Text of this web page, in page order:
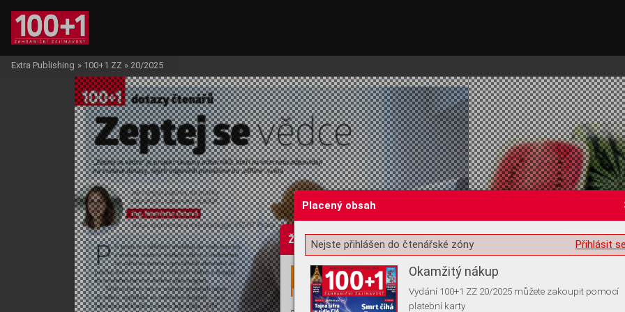
Žádost o souhlas s ukládáním volitelných informací
Extra Publishing » 100+1 ZZ » 20/2025
Placený obsah
Přihlásit
Nejste přihlášen do čtenářské zóny
Okamžitý nákup
Vydání 100+1 ZZ 20/2025 můžete zakoupit pomocí
platební karty